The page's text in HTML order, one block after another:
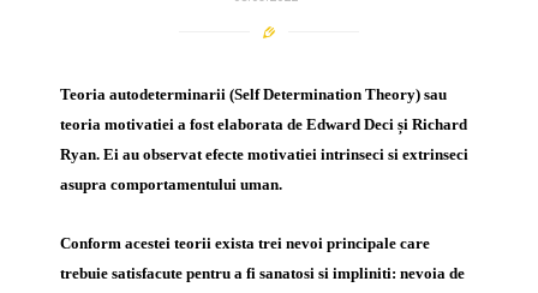
Teoria autodeterminarii (Self Determination Theory) sau
teoria motivatiei a fost elaborata de Edward Deci și Richard
Ryan. Ei au observatefecte motivatiei intrinseci si extrinseci
asupra comportamentului uman.
Conform acestei teorii exista trei nevoi principale care
trebuie satisfacute pentru a fi sanatosi si impliniti: nevoia de